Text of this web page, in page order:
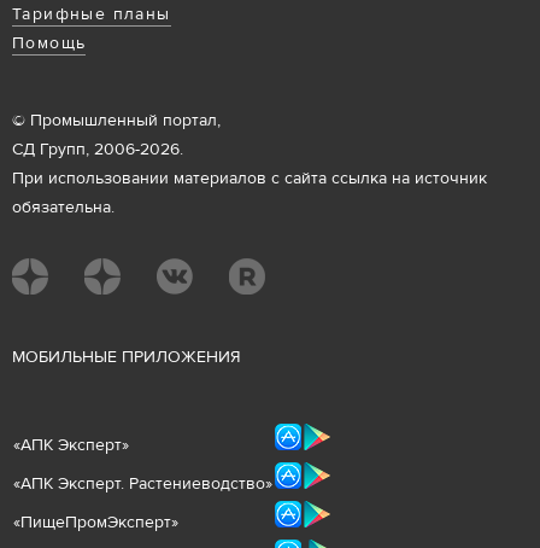
Тарифные планы
Помощь
© Промышленный портал,
СД Групп, 2006-2026.
При использовании материалов с сайта ссылка на источник
обязательна.
МОБИЛЬНЫЕ ПРИЛОЖЕНИЯ
«АПК Эксперт»
«АПК Эксперт. Растениеводство»
«ПищеПромЭксперт»